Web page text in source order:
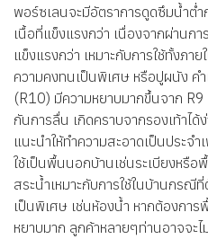
พอร์ซเลนจะมีอัตราการดูดซึมน้ำต่ำ
เนื้อที่แข็งแรงกว่า เนื่องจากผ่าน
แข็งแรงกว่า เหมาะกับการใช้ทั้งภ
ความคงทนเป็นพิเศษ หรือปูผนัง ค
(R10) มีความหยาบมากขึ้นจาก
กันการลื่น เกิดคราบจากรองเท้าไ
แนะนำให้ทำความสะอาดเป็นประจ
ใช้เป็นพื้นนอกบ้านเช่นระเบียงหรือ
สระน้ำเหมาะกับการใช้ในบ้านกร
เป็นพิเศษ เช่นห้องน้ำ หากต้องกา
หยาบมาก ลูกค้าหลายๆท่านอาจจะ